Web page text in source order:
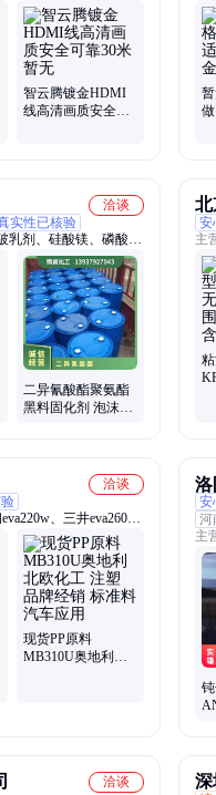
智云腾镀金HDMI
线高清画质安全可
洽谈
实性已核验
乳剂、硅酸镁、磷酸
镁、焦磷酸钠、干燥通
丙烯酸钾、闪点提高
多聚磷酸钠、25公斤纸
二异氰酸酯聚氨酯
黑料固化剂 泡沫发
北
安
主
洽谈
、三井eva260、
现货PP原料
MB310U奥地利北
洛
安
河
主
洽谈
深